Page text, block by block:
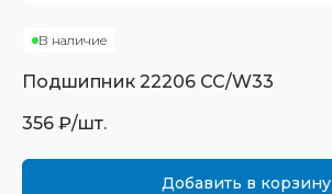
В наличие
Подшипник 22206 CC/W33
356 ₽/шт.
Добавить в корзину